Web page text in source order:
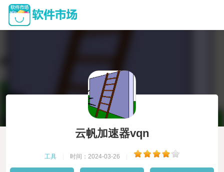
云帆加速器vqn
工具 时间：2024-03-26